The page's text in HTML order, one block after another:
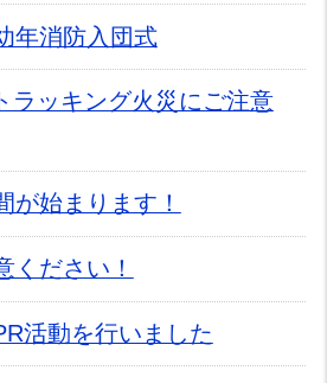
消防入団式
ラッキング火災にご注意
が始まります！
ください！
活動を行いました